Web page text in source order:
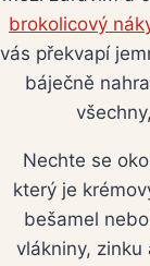
brokolicový
vás překvapí
báječně
Nechte se
který je
bešamel
vlákniny,